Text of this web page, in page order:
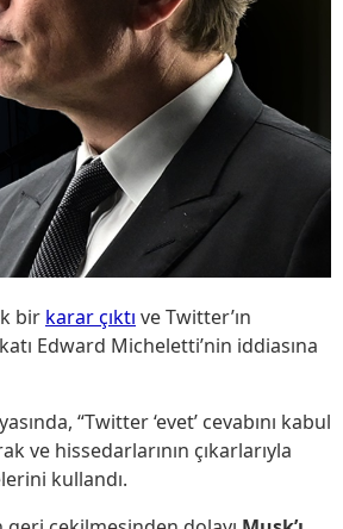
bir karar çıktı ve Twitter’ın
Edward Micheletti’nin iddiasına
“Twitter ‘evet’ cevabını kabul
ve hissedarlarının çıkarlarıyla
kullandı.